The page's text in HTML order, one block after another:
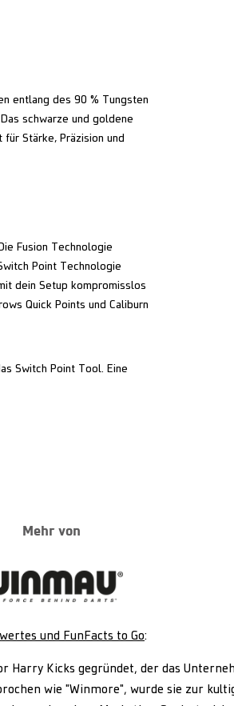
entlang des 90 % Tungsten
schwarze und goldene
Stärke, Präzision und
Fusion Technologie
Point Technologie
dein Setup kompromisslos
Quick Points und Caliburn
Switch Point Tool. Eine
Mehr von
und FunFacts to Go:
Harry Kicks gegründet, der das
wie "Winmore", wurde sie zur